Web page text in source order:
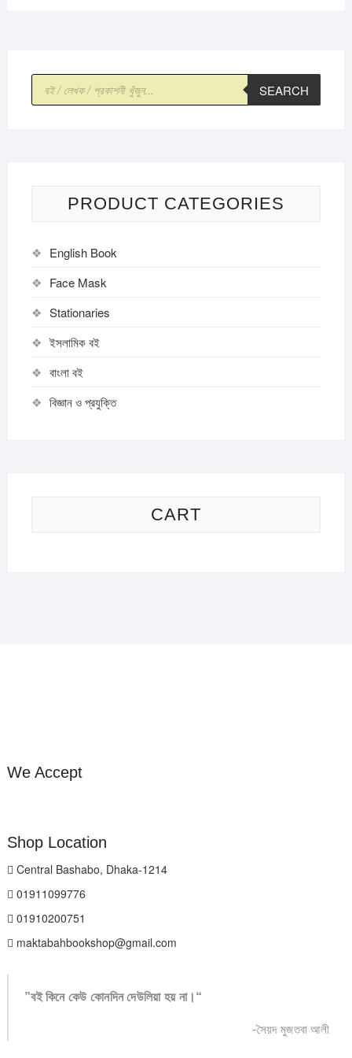
Products
search SEARCH
PRODUCT CATEGORIES
English Book
Face Mask
Stationaries
ইসলামিক বই
বাংলা বই
বিজ্ঞান ও প্রযুক্তি
CART
We Accept
Shop Location
Central Bashabo, Dhaka-1214
01911099776
01910200751
maktabahbookshop@gmail.com
”বই কিনে কেউ কোনদিন দেউলিয়া হয় না।“
-সৈয়দ মুজতবা আলী